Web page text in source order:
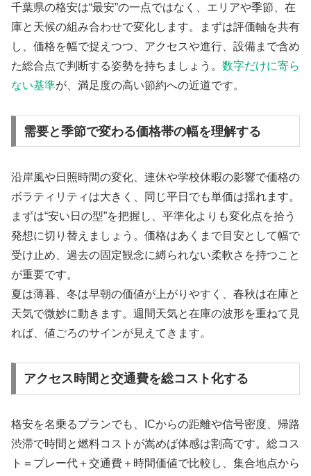
千葉県の格安は“最安”の一点ではなく、エリアや季節、在
庫と天候の組み合わせで変化します。まずは評価軸を共有
し、価格を幅で捉えつつ、アクセスや進行、設備まで含め
た総合点で判断する姿勢を持ちましょう。 数字だけに寄ら
ない基準が、満足度の高い節約への近道です。
需要と季節で変わる価格帯の幅を理解する
沿岸風や日照時間の変化、連休や学校休暇の影響で価格の
ボラティリティは大きく、同じ平日でも単価は揺れます。
まずは“安い日の型”を把握し、平準化よりも変化点を拾う
発想に切り替えましょう。価格はあくまで目安として幅で
受け止め、過去の固定観念に縛られない柔軟さを持つこと
が重要です。
夏は薄暮、冬は早朝の価値が上がりやすく、春秋は在庫と
天気で微妙に動きます。週間天気と在庫の波形を重ねて見
れば、値ごろのサインが見えてきます。
アクセス時間と交通費を総コスト化する
格安を名乗るプランでも、ICからの距離や信号密度、帰路
渋滞で時間と燃料コストが嵩めば体感は割高です。総コス
ト＝プレー代＋交通費＋時間価値で比較し、集合地点から